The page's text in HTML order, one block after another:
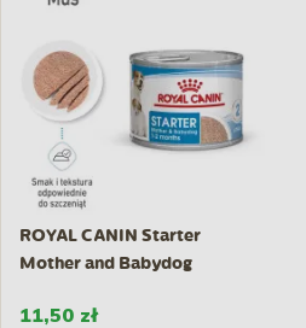
ROYAL CANIN Starter
Mother and Babydog
11,50 zł